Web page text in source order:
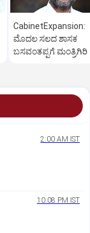
CabinetExpansion:
ಮೊದಲ ಸಲದ ಶಾಸಕ
ಬಸವಂತಪ್ಪಗೆ ಮಂತ್ರಿಗಿರಿ
2:00 AM IST
10:08 PM IST